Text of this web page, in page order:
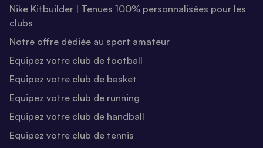
Nike Kitbuilder | Tenues 100% personnalisées pour les
clubs
Notre offre dédiée au sport amateur
Equipez votre club de football
Equipez votre club de basket
Equipez votre club de running
Equipez votre club de handball
Equipez votre club de tennis